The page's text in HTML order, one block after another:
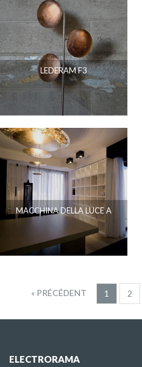
LEDERAM F3
MACCHINA DELLA LUCE A
« PRÉCÉDENT 1 2
ELECTRORAMA